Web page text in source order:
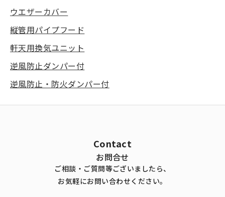
ウエザーカバー
縦管用パイプフード
軒天用換気ユニット
逆風防止ダンパー付
逆風防止・防火ダンパー付
Contact
お問合せ
ご相談・ご質問等ございましたら、
お気軽にお問い合わせください。